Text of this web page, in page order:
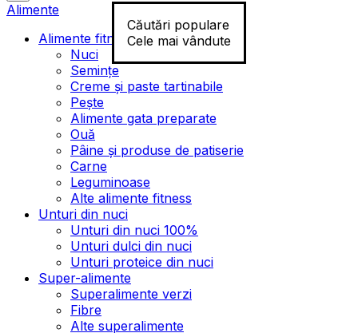
Căutări populare
Cele mai vândute
Alimente
Alimente fitness
Nuci
Semințe
Creme și paste tartinabile
Pește
Alimente gata preparate
Ouă
Pâine și produse de patiserie
Carne
Leguminoase
Alte alimente fitness
Unturi din nuci
Unturi din nuci 100%
Unturi dulci din nuci
Unturi proteice din nuci
Super-alimente
Superalimente verzi
Fibre
Alte superalimente